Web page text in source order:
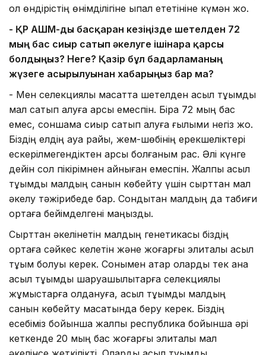
ол өндірістің өнімділігіне ықпал ететініне күмән жоқ.
- ҚР АШМ-ды басқарған кезіңізде шетелден 72
мың бас сиыр сатып әкелуге ішінара қарсы
болдыңыз? Неге? Қазір бұл бағдарламаның
жүзеге асырылуынан хабарыңыз бар ма?
- Мен селекциялық мақсатта шетелден асыл тұқымды
мал сатып алуға қарсы емеспін. Бірақ 72 мың бас
емес, соншама сиыр сатып алуға ғылыми негіз жоқ.
Біздің елдің ауа райы, жем-шөбінің ерекшеліктері
ескерілмегендіктен қарсы болғаным рас. Әлі күнге
дейін сол пікірімнен айныған емеспін. Жалпы асыл
тұқымды малдың санын көбейту үшін сырттан мал
әкелу тәжірибеде бар. Сондықтан малдың да табиғи
ортаға бейімделгені маңызды.
Сырттан әкелінетін малдың генетикасы біздің
ортаға сәйкес келетін және жоғарғы элиталық асыл
тұқым болуы керек. Сонымен қатар оларды тек қана
асыл тұқымды шаруашылықтарға селекциялық
жұмыстарға қолдануға, асыл тұқымды малдың
санын көбейту мақсатында беру керек. Біздің
есебіміз бойынша жалпы республика бойынша әрі
кеткенде 20 мың бас жоғарғы элиталы мал